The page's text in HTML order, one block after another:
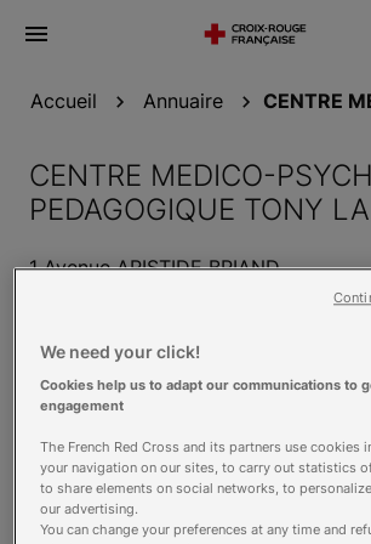
Ouvrir
Accueil Annuaire CENTRE MEDICO-
CENTRE MEDICO-
PEDAGOGIQUE TONY
1 Avenue ARISTIDE BRIAND
Contact
Contacter par mail
Horaires
We need your click!
Cookies help us to adapt our communications to
engagement
The French Red Cross and its partners use cookies
your navigation on our sites, to carry out statistics
to share elements on social networks, to
our advertising.
You can change your preferences at any time and